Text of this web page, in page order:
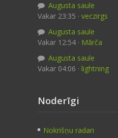
Augusta saule
Vakar 23:35 · veczirgs
Augusta saule
Vakar 12:54 · Mārča
Augusta saule
Vakar 04:06 · lightning
Noderīgi
Nokrišņu radari